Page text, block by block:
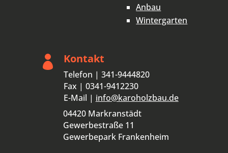
Anbau
Wintergarten
 Kontakt
Telefon | 341-9444820
Fax | 0341-9412230
E-Mail | info@karoholzbau.de
04420 Markranstädt
Gewerbestraße 11
Gewerbepark Frankenheim